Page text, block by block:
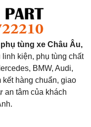
tùng xe Châu Âu,
kiện, phụ tùng chất
BMW, Audi,
kết hàng chuẩn, giao
an tâm của khách